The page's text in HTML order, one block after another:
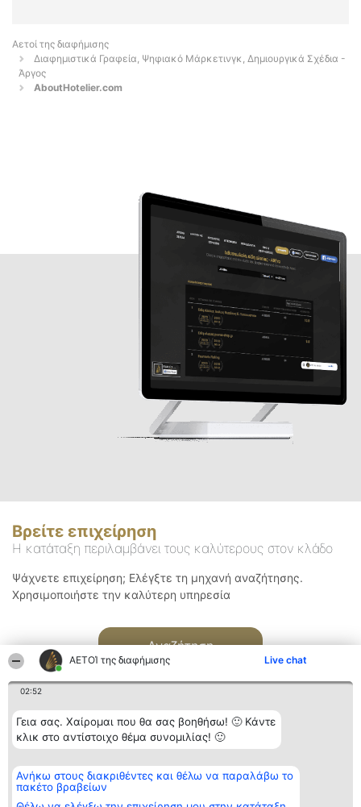
ΑΕΤΟΊ της διαφήμισης Live chat
02:52
Γεια σας. Χαίρομαι που θα σας βοηθήσω! 🙂 Κάντε
κλικ στο αντίστοιχο θέμα συνομιλίας! 🙂
Ανήκω στους διακριθέντες και θέλω να παραλάβω το
πακέτο βραβείων
Αετοί της διαφήμισης
Διαφημιστικά Γραφεία, Ψηφιακό Μάρκετινγκ, Δημιουργικά Σχέδια -
Άργος
AboutHotelier.com
Βρείτε επιχείρηση
Η κατάταξη περιλαμβάνει τους καλύτερους στον κλάδο
Ψάχνετε επιχείρηση; Ελέγξτε τη μηχανή αναζήτησης.
Χρησιμοποιήστε την καλύτερη υπηρεσία
Αναζήτηση
Διοργανωτής της
κατάταξης
BEAUTIFUL COMPANY
Κατάταξη
Διακριθέντες
των
Επικοινωνία
Επικοινωνία